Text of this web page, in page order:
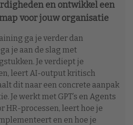
en ontwikkel een
voor jouw organisatie
ga je verder dan
je aan de slag met
Je verdiept je
leert AI-output kritisch
dit naar een concrete aanpak
Je werkt met GPT’s en Agents
HR-processen, leert hoe je
en en hoe je